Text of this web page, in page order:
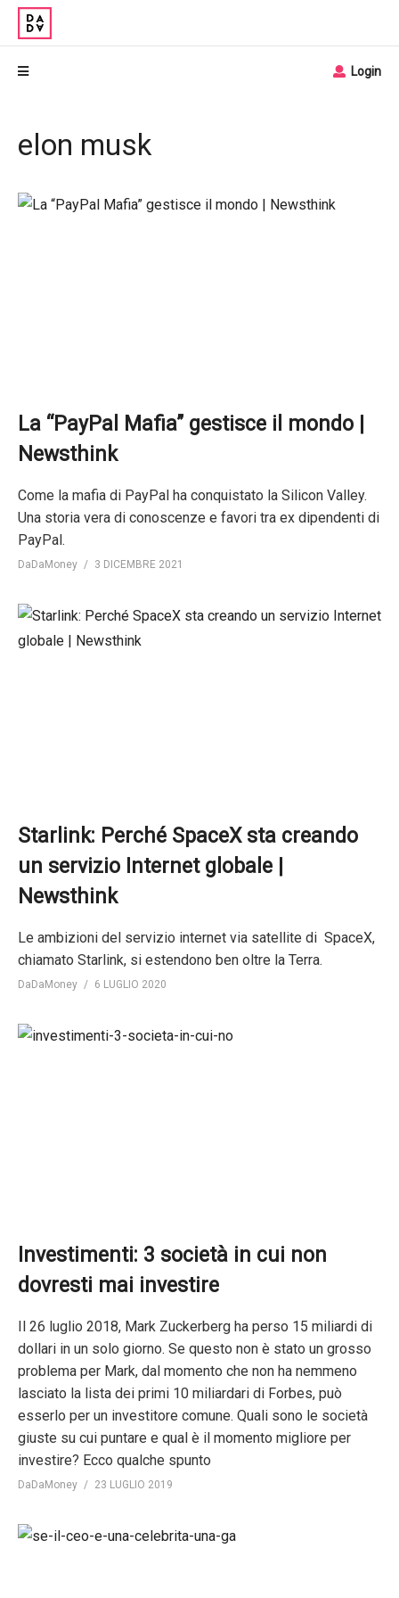
Login
elon musk
La “PayPal Mafia” gestisce il mondo |
Newsthink
Come la mafia di PayPal ha conquistato la Silicon Valley.
Una storia vera di conoscenze e favori tra ex dipendenti di
PayPal.
DaDaMoney 3 DICEMBRE 2021
Starlink: Perché SpaceX sta creando
un servizio Internet globale |
Newsthink
Le ambizioni del servizio internet via satellite di SpaceX,
chiamato Starlink, si estendono ben oltre la Terra.
DaDaMoney 6 LUGLIO 2020
Investimenti: 3 società in cui non
dovresti mai investire
Il 26 luglio 2018, Mark Zuckerberg ha perso 15 miliardi di
dollari in un solo giorno. Se questo non è stato un grosso
problema per Mark, dal momento che non ha nemmeno
lasciato la lista dei primi 10 miliardari di Forbes, può
esserlo per un investitore comune. Quali sono le società
giuste su cui puntare e qual è il momento migliore per
investire? Ecco qualche spunto
DaDaMoney 23 LUGLIO 2019